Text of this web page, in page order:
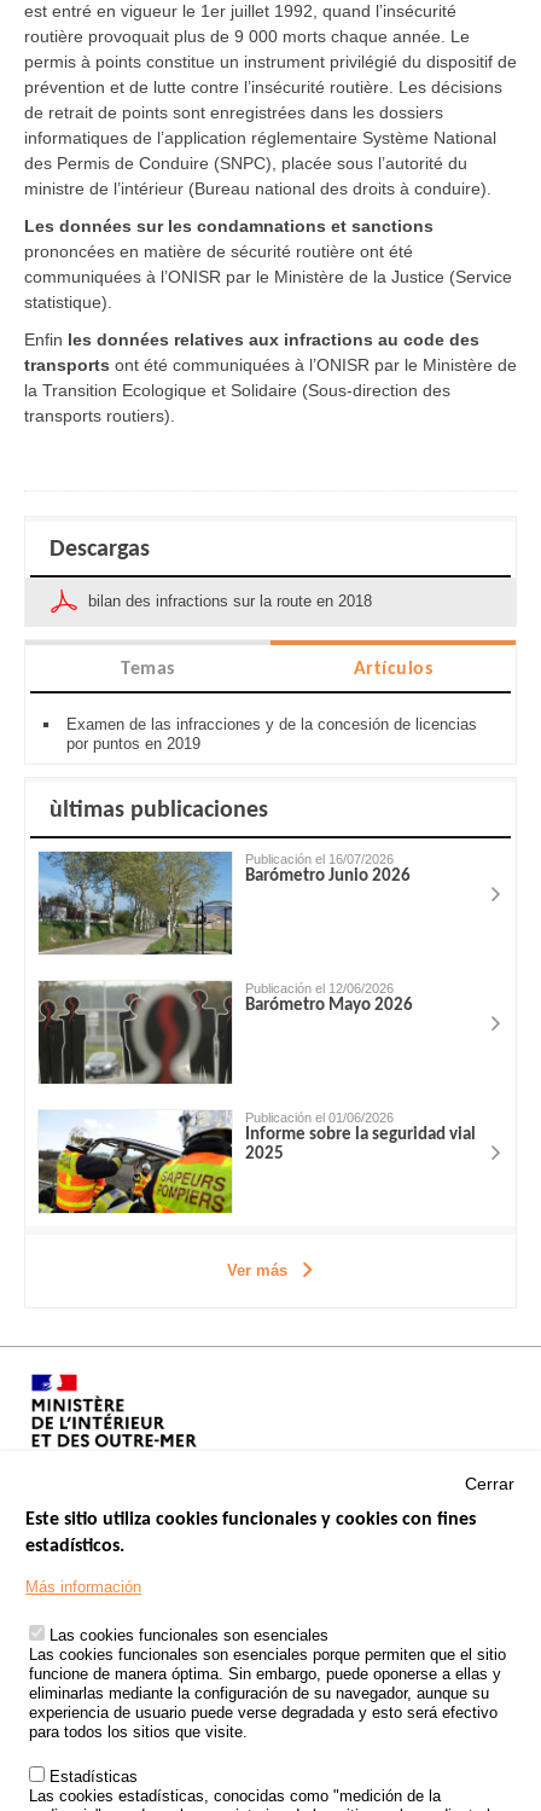
est entré en vigueur le 1er juillet 1992, quand l’insécurité
routière provoquait plus de 9 000 morts chaque année. Le
permis à points constitue un instrument privilégié du dispositif de
prévention et de lutte contre l’insécurité routière. Les décisions
de retrait de points sont enregistrées dans les dossiers
informatiques de l’application réglementaire Système National
des Permis de Conduire (SNPC), placée sous l’autorité du
ministre de l’intérieur (Bureau national des droits à conduire).
Les données sur les condamnations et sanctions
prononcées en matière de sécurité routière ont été
communiquées à l’ONISR par le Ministère de la Justice (Service
statistique).
Enfin les données relatives aux infractions au code des
transports ont été communiquées à l’ONISR par le Ministère de
la Transition Ecologique et Solidaire (Sous-direction des
transports routiers).
Descargas
bilan des infractions sur la route en 2018
Temas Artículos
Examen de las infracciones y de la concesión de licencias
por puntos en 2019
ùltimas publicaciones
Publicación el 16/07/2026
Barómetro Junio 2026
Publicación el 12/06/2026
Barómetro Mayo 2026
Publicación el 01/06/2026
Informe sobre la seguridad vial
2025
Ver más
Footer
TRATAMIENTO DE DATOS PERSONALES PROCEDENTES DE
ACCIDENTES DE TRÁFICO
ESTUDIOS
CONVOCATORIA DE PROYECTOS DE ESTUDIOS
POLÍTICA DE SEGURIDAD VIAL
Cerrar
Este sitio utiliza cookies funcionales y cookies con fines
estadísticos.
Más información
Las cookies funcionales son esenciales
Las cookies funcionales son esenciales porque permiten que el sitio
funcione de manera óptima. Sin embargo, puede oponerse a ellas y
eliminarlas mediante la configuración de su navegador, aunque su
experiencia de usuario puede verse degradada y esto será efectivo
para todos los sitios que visite.
Estadísticas
Las cookies estadísticas, conocidas como "medición de la